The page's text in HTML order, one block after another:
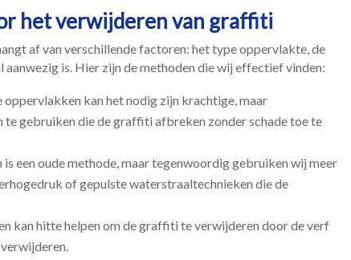
het verwijderen van graffiti
af van verschillende factoren: het type oppervlakte, de
is.​ Hier zijn de methoden die wij effectief vinden:
oppervlakken kan het nodig zijn krachtige, maar
gebruiken die de graffiti afbreken zonder schade toe te
is een oude methode, maar tegenwoordig gebruiken wij meer
of gepulste waterstraaltechnieken die de
kan hitte helpen om de graffiti te verwijderen door de verf